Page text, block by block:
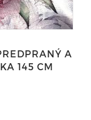
A
145 CM